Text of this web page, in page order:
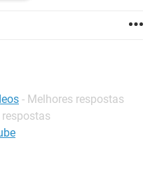
- Melhores respostas